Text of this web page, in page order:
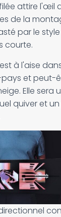
attire l'œil
de la
par le
courte.
à l'aise
et peut-
Elle sera
quiver et